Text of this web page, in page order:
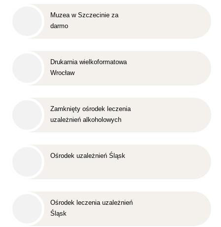
Muzea w Szczecinie za
darmo
Drukarnia wielkoformatowa
Wrocław
Zamknięty ośrodek leczenia
uzależnień alkoholowych
Ośrodek uzależnień Śląsk
Ośrodek leczenia uzależnień
Śląsk